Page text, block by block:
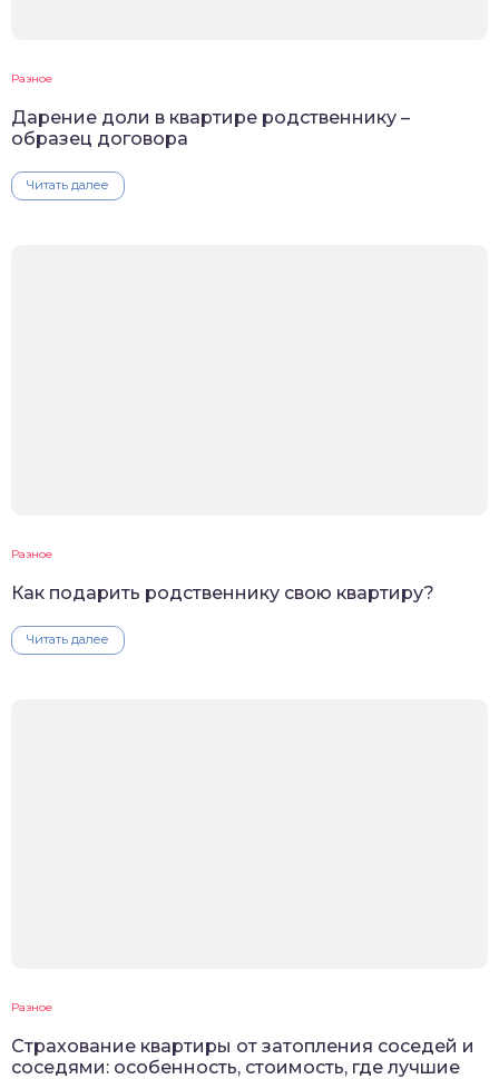
Разное
Дарение доли в квартире родственнику –
образец договора
Читать далее
Разное
Как подарить родственнику свою квартиру?
Читать далее
Разное
Страхование квартиры от затопления соседей и
соседями: особенность, стоимость, где лучшие